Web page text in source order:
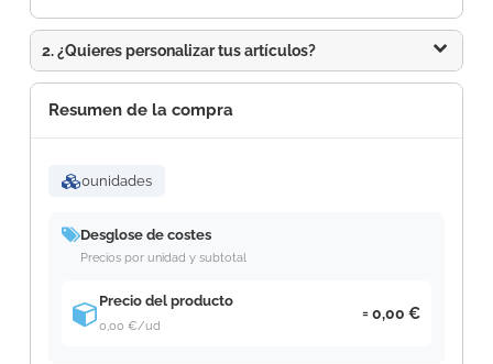
2. ¿Quieres personalizar tus artículos?
Resumen de la compra
0unidades
Desglose de costes
Precios por unidad y subtotal
Precio del producto
0,00 €/ud
0,00 €